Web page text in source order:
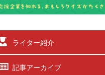
ライター紹介
記事アーカイブ